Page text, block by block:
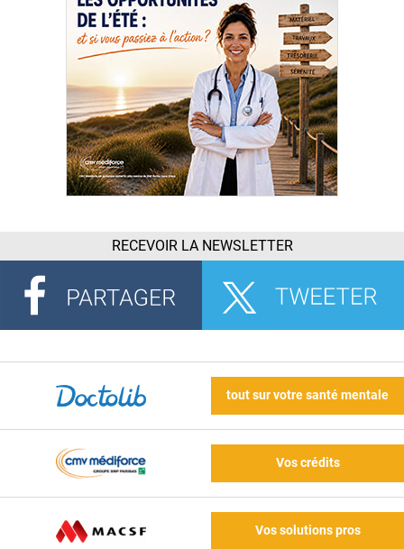
RECEVOIR LA NEWSLETTER
tout sur votre santé mentale
Vos crédits
Vos solutions pros